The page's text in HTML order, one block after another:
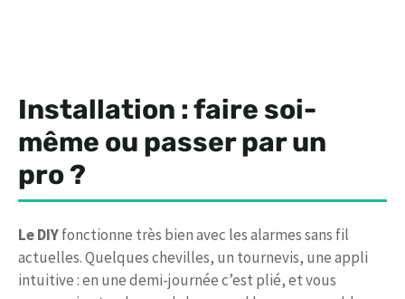
Installation : faire soi-
même ou passer par un
pro ?
Le DIYfonctionne très bien avec les alarmes sans fil
actuelles. Quelques chevilles, un tournevis, une appli
intuitive : en une demi-journée c’est plié, et vous